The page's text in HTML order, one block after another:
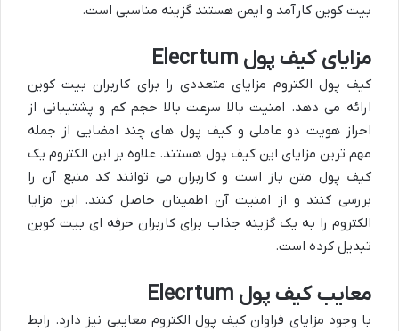
بیت کوین کارآمد و ایمن هستند گزینه مناسبی است.
مزایای کیف پول Elecrtum
کیف پول الکتروم مزایای متعددی را برای کاربران بیت کوین
ارائه می دهد. امنیت بالا سرعت بالا حجم کم و پشتیبانی از
احراز هویت دو عاملی و کیف پول های چند امضایی از جمله
مهم ترین مزایای این کیف پول هستند. علاوه بر این الکتروم یک
کیف پول متن باز است و کاربران می توانند کد منبع آن را
بررسی کنند و از امنیت آن اطمینان حاصل کنند. این مزایا
الکتروم را به یک گزینه جذاب برای کاربران حرفه ای بیت کوین
تبدیل کرده است.
معایب کیف پول Elecrtum
با وجود مزایای فراوان کیف پول الکتروم معایبی نیز دارد. رابط